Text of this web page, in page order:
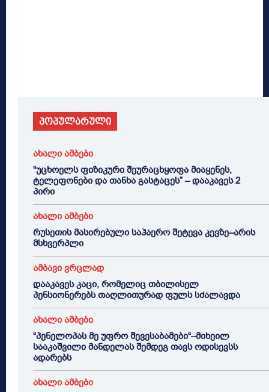
პოპულარული
ახალი ამბები
“უცხოელს ფიზიკური შეურაცხყოფა მიაყენეს,
ტელეფონები და თანხა გასტაცეს” – დააკავეს 2
პირი
ახალი ამბები
რუსეთის მასირებული საჰაერო შეტევა კევზე–არის
მსხვერპლი
ამბავი ვრცლად
დააკავეს კაცი, რომელიც თბილისელ
პენსიონერებს თაღლითურად ფულს სძალავდა
ახალი ამბები
“პენელოპას მე უფრო შევესაბამები“–მიხეილ
სააკაშვილი მანდელას შემდეგ თავს ოდისევსს
ადარებს
ახალი ამბები